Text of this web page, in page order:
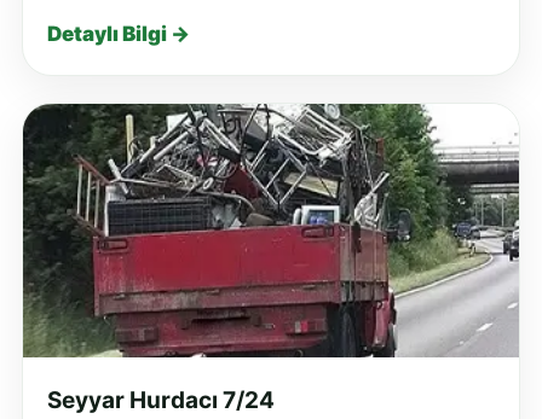
Detaylı Bilgi →
Seyyar Hurdacı 7/24